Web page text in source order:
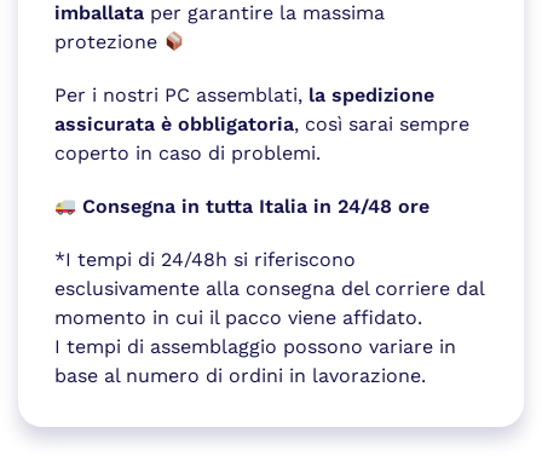
imballata per garantire la massima
protezione
Per i nostri PC assemblati, la spedizione
assicurata è obbligatoria, così sarai sempre
coperto in caso di problemi.
Consegna in tutta Italia in 24/48 ore
*I tempi di 24/48h si riferiscono
esclusivamente alla consegna del corriere dal
momento in cui il pacco viene affidato.
I tempi di assemblaggio possono variare in
base al numero di ordini in lavorazione.